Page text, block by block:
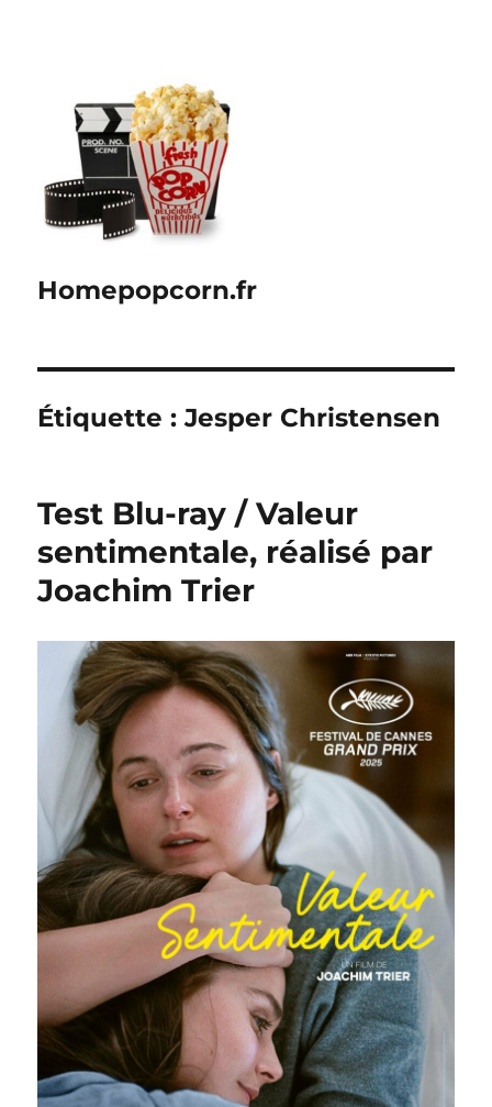
Homepopcorn.fr
Étiquette :Jesper Christensen
Test Blu-ray / Valeur
sentimentale, réalisé par
Joachim Trier